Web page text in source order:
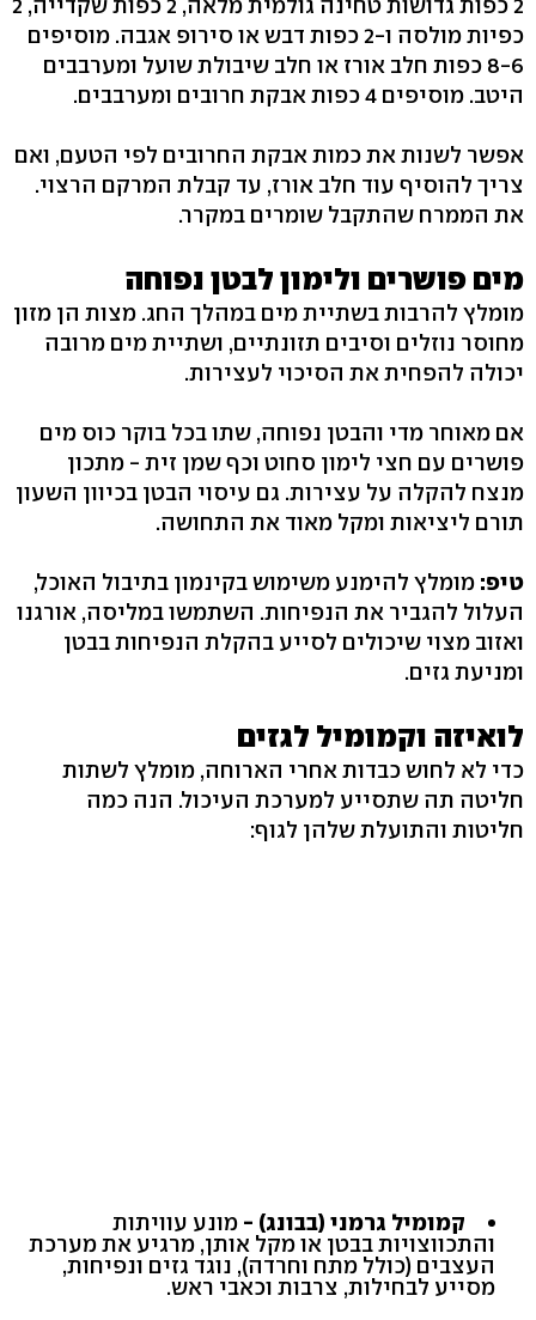
כפיות מולסה ו-2 כפות דבש או סירופ אגבה. מוסיפים
8-6 כפות חלב אורז או חלב שיבולת שועל ומערבבים
היטב. מוסיפים 4 כפות אבקת חרובים ומערבבים.
אפשר לשנות את כמות אבקת החרובים לפי הטעם, ואם
צריך להוסיף עוד חלב אורז, עד קבלת המרקם הרצוי.
את הממרח שהתקבל שומרים במקרר.
מים פושרים ולימון לבטן נפוחה
מומלץ להרבות בשתיית מים במהלך החג. מצות הן מזון
מחוסר נוזלים וסיבים תזונתיים, ושתיית מים מרובה
יכולה להפחית את הסיכוי לעצירות.
אם מאוחר מדי והבטן נפוחה, שתו בכל בוקר כוס מים
פושרים עם חצי לימון סחוט וכף שמן זית - מתכון
מנצח להקלה על עצירות. גם עיסוי הבטן בכיוון השעון
תורם ליציאות ומקל מאוד את התחושה.
טיפ: מומלץ להימנע משימוש בקינמון בתיבול האוכל,
העלול להגביר את הנפיחות. השתמשו במליסה, אורגנו
ואזוב מצוי שיכולים לסייע בהקלת הנפיחות בבטן
ומניעת גזים.
לואיזה וקמומיל לגזים
כדי לא לחוש כבדות אחרי הארוחה, מומלץ לשתות
חליטה תה שתסייע למערכת העיכול. הנה כמה
חליטות והתועלת שלהן לגוף:
קמומיל גרמני (בבונג) - מונע עוויתות
והתכווצויות בבטן או מקל אותן, מרגיע את מערכת
העצבים (כולל מתח וחרדה), נוגד גזים ונפיחות,
מסייע לבחילות, צרבות וכאבי ראש.